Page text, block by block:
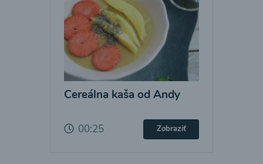
Cereálna kaša od Andy
00:25 Zobraziť